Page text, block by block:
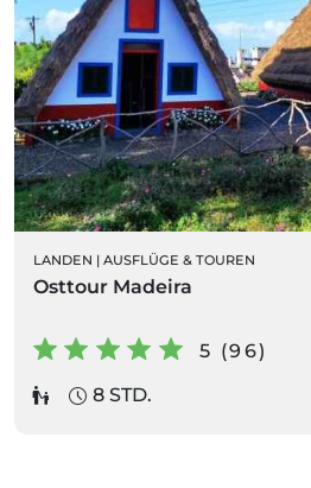
LANDEN | AUSFLÜGE & TOUREN
Osttour Madeira
5 (96)
8 STD.